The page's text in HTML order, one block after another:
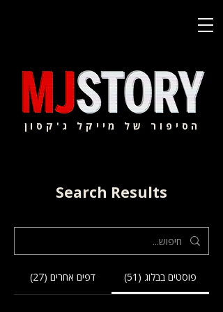
הסיפור של מייקל ג'קסון
Search Results
פוסטים בבלוג (51) דפים אחרים (27)